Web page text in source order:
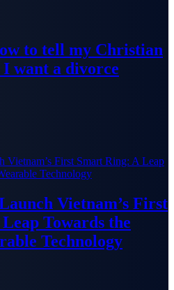
to tell my Christian
want a divorce
Vietnam’s First
Towards the
Technology